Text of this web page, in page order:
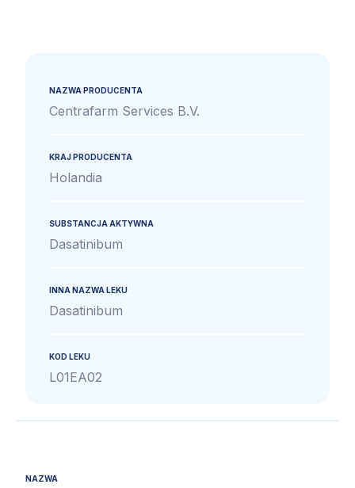
NAZWA PRODUCENTA
Centrafarm Services B.V.
KRAJ PRODUCENTA
Holandia
SUBSTANCJA AKTYWNA
Dasatinibum
INNA NAZWA LEKU
Dasatinibum
KOD LEKU
L01EA02
NAZWA